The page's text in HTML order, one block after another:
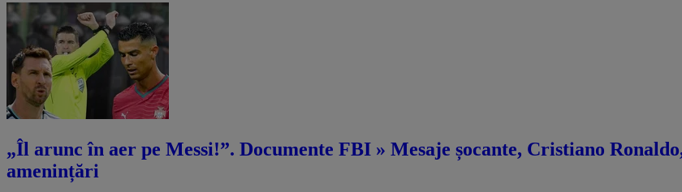
„Îl arunc în aer pe Messi!”. Documente FBI » Mesaje șocante, Cristiano
amenințări